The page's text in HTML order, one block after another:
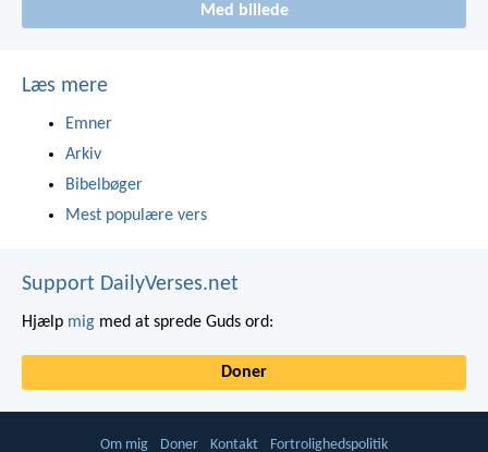
Med billede
Læs mere
Emner
Arkiv
Bibelbøger
Mest populære vers
Support DailyVerses.net
Hjælp mig med at sprede Guds ord:
Doner
Om mig Doner Kontakt Fortrolighedspolitik